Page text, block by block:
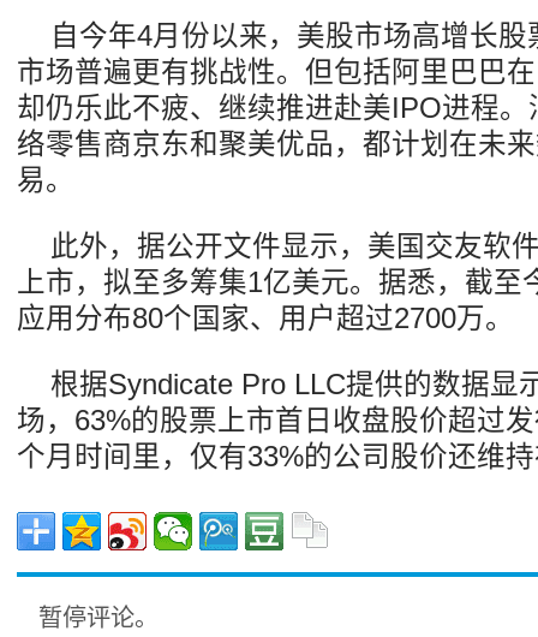
自今年4月份以来，美股市场高增长
市场普遍更有挑战性。但包括阿里巴巴
却仍乐此不疲、继续推进赴美IPO进程
络零售商京东和聚美优品，都计划在未
易。
此外，据公开文件显示，美国交友软
上市，拟至多筹集1亿美元。据悉，截
应用分布80个国家、用户超过2700万。
根据Syndicate Pro LLC提供的数据显
场，63%的股票上市首日收盘股价超过
个月时间里，仅有33%的公司股价还维
暂停评论。